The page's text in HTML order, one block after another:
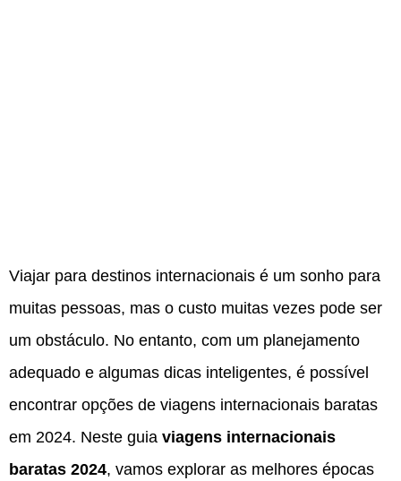
Viajar para destinos internacionais é um sonho para
muitas pessoas, mas o custo muitas vezes pode ser
um obstáculo. No entanto, com um planejamento
adequado e algumas dicas inteligentes, é possível
encontrar opções de viagens internacionais baratas
em 2024. Neste guia viagens internacionais
baratas 2024, vamos explorar as melhores épocas